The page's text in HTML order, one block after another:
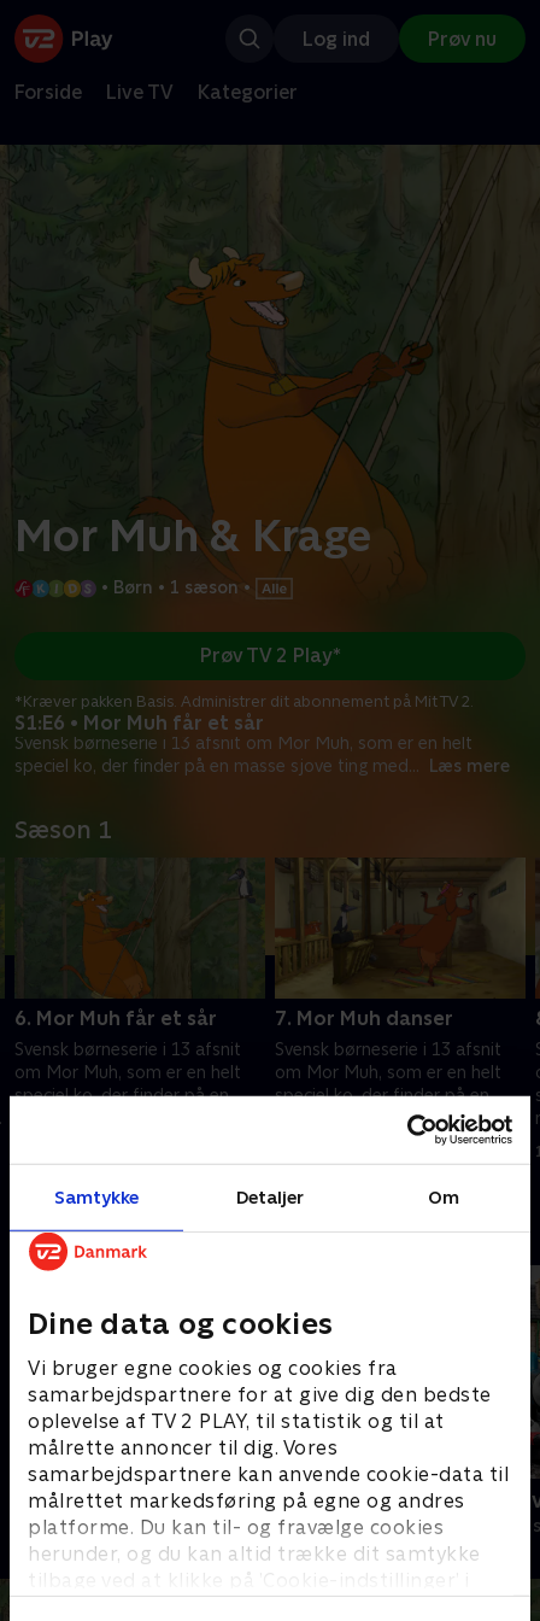
Samtykke Detaljer Om
Dine data og cookies
Vi bruger egne cookies og cookies fra
samarbejdspartnere for at give dig den bedste
oplevelse af TV 2 PLAY, til statistik og til at
målrette annoncer til dig. Vores
samarbejdspartnere kan anvende cookie-data til
målrettet markedsføring på egne og andres
platforme. Du kan til- og fravælge cookies
herunder, og du kan altid trække dit samtykke
tilbage ved at klikke på ’Cookie-indstillinger’ i
Log ind Prøv nu
Forside Live TV Kategorier
Mor Muh & Krage
• Børn • 1 sæson •
S1:E6 • Mor Muh får et sår
Svensk børneserie i 13 afsnit om Mor Muh, som er en helt
speciel ko, der finder på en masse sjove ting med... Læs mere
Prøv TV 2 Play*
*Kræver pakken Basis. Administrer dit abonnement på Mit TV 2.
Sæson 1
6. Mor Muh får et sår
Svensk børneserie i 13 afsnit
om Mor Muh, som er en helt
speciel ko, der finder på en
7. Mor Muh danser
Svensk børneserie i 13 afsnit
om Mor Muh, som er en helt
speciel ko, der finder på en
masse sjove ting med sin gode
Andre så også
Peddersen & Findus
Børneserier • 2 sæsoner
Thomas og
Børneserier • 7